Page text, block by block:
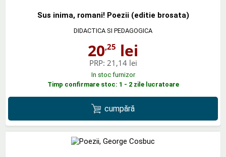
Sus inima, romani! Poezii (editie brosata)
DIDACTICA SI PEDAGOGICA
20,25 lei
PRP: 21,14 lei
In stoc furnizor
Timp confirmare stoc: 1 - 2 zile lucratoare
cumpără